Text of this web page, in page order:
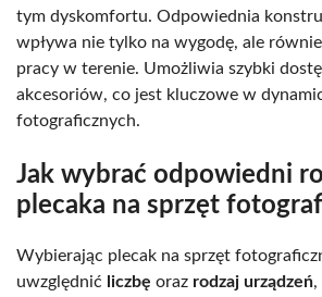
tym dyskomfortu. Odpowiednia
wpływa nie tylko na wygodę, ale
pracy w terenie. Umożliwia szybki
akcesoriów, co jest kluczowe w
fotograficznych.
Jak wybrać odpowiedni
plecaka na sprzęt
Wybierając plecak na sprzęt
uwzględnić liczbę oraz rodzaj urządzeń,